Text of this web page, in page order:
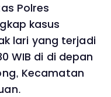
Polres
kasus
lari yang terjadi
WIB di di depan
Kecamatan